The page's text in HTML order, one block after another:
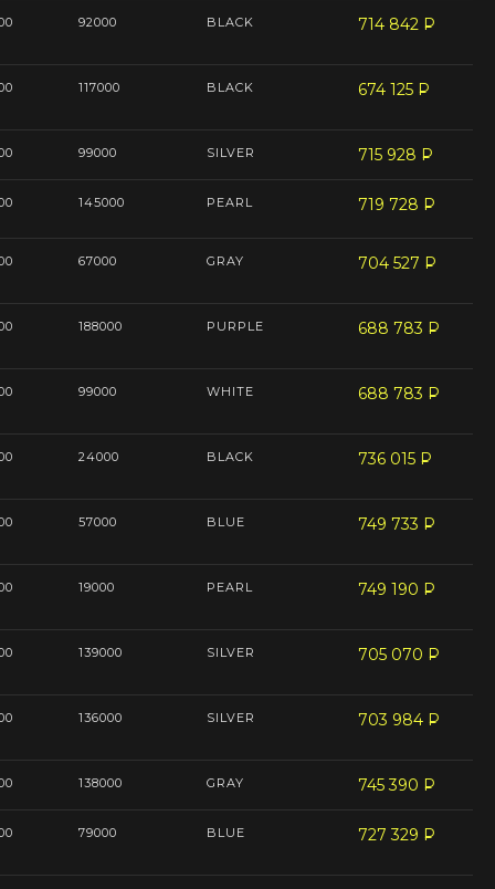
92000 BLACK 714 842 P
--
117000 BLACK 674 125 P
--
99000 SILVER 715 928 P
--
145000 PEARL 719 728 P
--
67000 GRAY 704 527 P
--
188000 PURPLE 688 783 P
--
99000 WHITE 688 783 P
--
24000 BLACK 736 015 P
--
57000 BLUE 749 733 P
--
19000 PEARL 749 190 P
--
139000 SILVER 705 070 P
--
136000 SILVER 703 984 P
--
138000 GRAY 745 390 P
--
79000 BLUE 727 329 P
--